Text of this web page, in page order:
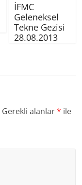
İFMC
Geleneksel
Tekne Gezisi
28.08.2013
Gerekli alanlar* ile